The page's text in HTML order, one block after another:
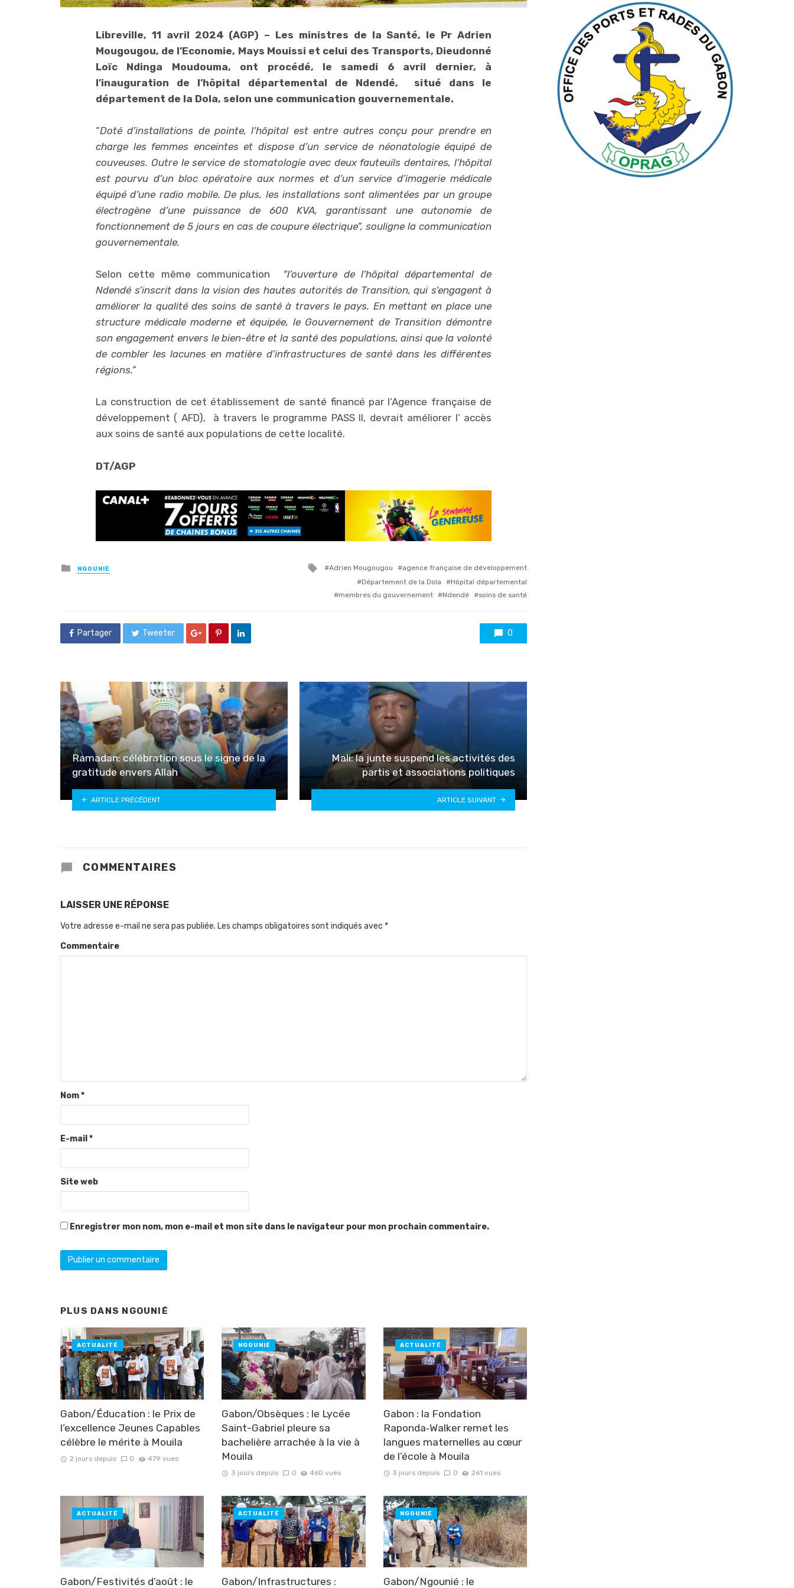
Libreville, 11 avril 2024 (AGP) – Les ministres de la Santé, le Pr Adrien
Mougougou, de l’Economie, Mays Mouissi et celui des Transports, Dieudonné
Loïc Ndinga Moudouma, ont procédé, le samedi 6 avril dernier, à
l’inauguration de l’hôpital départemental de Ndendé, situé dans le
département de la Dola, selon une communication gouvernementale.
“Doté d’installations de pointe, l’hôpital est entre autres conçu pour prendre en
charge les femmes enceintes et dispose d’un service de néonatologie équipé de
couveuses. Outre le service de stomatologie avec deux fauteuils dentaires, l’hôpital
est pourvu d’un bloc opératoire aux normes et d’un service d’imagerie médicale
équipé d’une radio mobile. De plus, les installations sont alimentées par un groupe
électrogène d’une puissance de 600 KVA, garantissant une autonomie de
fonctionnement de 5 jours en cas de coupure électrique”, souligne la communication
gouvernementale.
Selon cette même communication “l’ouverture de l’hôpital départemental de
Ndendé s’inscrit dans la vision des hautes autorités de Transition, qui s’engagent à
améliorer la qualité des soins de santé à travers le pays. En mettant en place une
structure médicale moderne et équipée, le Gouvernement de Transition démontre
son engagement envers le bien-être et la santé des populations, ainsi que la volonté
de combler les lacunes en matière d’infrastructures de santé dans les différentes
régions.”
La construction de cet établissement de santé financé par l’Agence française de
développement ( AFD), à travers le programme PASS II, devrait améliorer l’ accès
aux soins de santé aux populations de cette localité.
DT/AGP
Posted
in
NGOUNIÉ
Tagged
Adrien Mougougou
agence française de développement
Département de la Dola
Hôpital départemental
membres du gouvernement
Ndendé soins de santé
Partager Tweeter 0
Ramadan: célébration sous le signe de la
gratitude envers Allah
ARTICLE PRÉCÉDENT
Mali: la junte suspend les activités des
partis et associations politiques
ARTICLE SUIVANT
COMMENTAIRES
LAISSER UNE RÉPONSE
Votre adresse e-mail ne sera pas publiée. Les champs obligatoires sont indiqués avec *
Commentaire
Nom*
E-mail *
Site web
Enregistrer mon nom, mon e-mail et mon site dans le navigateur pour mon prochain commentaire.
PLUS DANS NGOUNIÉ
Gabon/Éducation : le Prix de
l’excellence Jeunes Capables
célèbre le mérite à Mouila
2 jours depuis 0 479 vues
ACTUALITÉ
Gabon/Obsèques : le Lycée
Saint-Gabriel pleure sa
bachelière arrachée à la vie à
Mouila
3 jours depuis 0 460 vues
NGOUNIÉ
Gabon : la Fondation
Raponda‑Walker remet les
langues maternelles au cœur
de l’école à Mouila
3 jours depuis 0 261 vues
ACTUALITÉ
Gabon/Festivités d’août : le
ACTUALITÉ
Gabon/Infrastructures :
ACTUALITÉ
Gabon/Ngounié : le
NGOUNIÉ